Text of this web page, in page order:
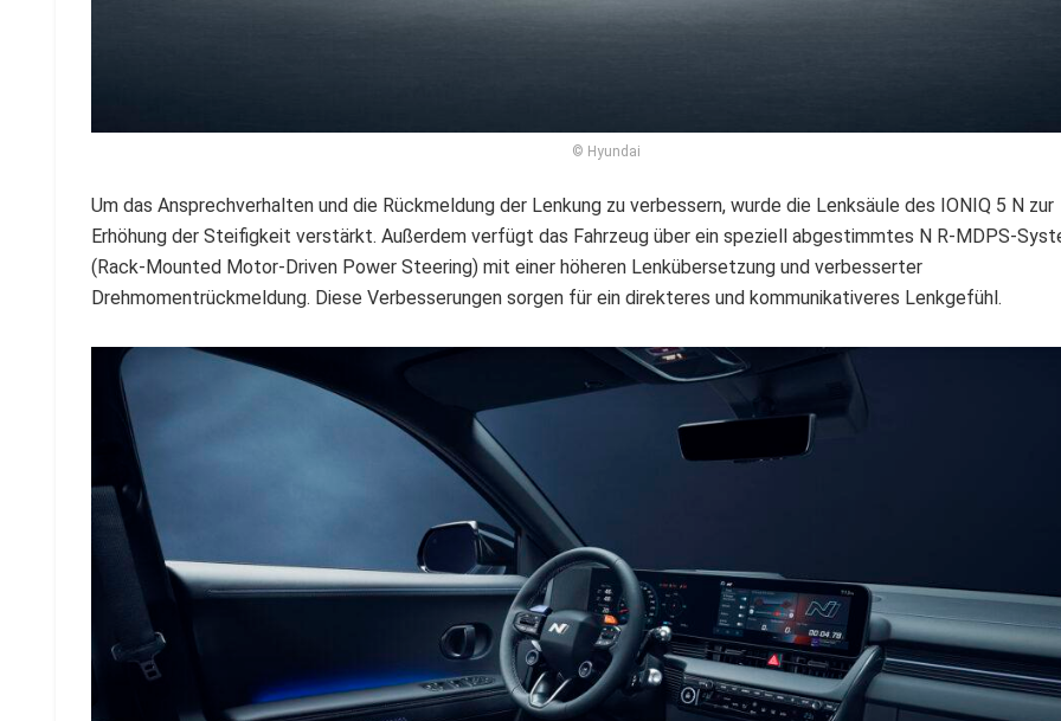
© Hyundai
Um das Ansprechverhalten und die Rückmeldung der Lenkung zu verbessern, wurde die Lenksäule des IONIQ 5 N zur
Erhöhung der Steifigkeit verstärkt. Außerdem verfügt das Fahrzeug über ein speziell abgestimmtes N R-MDPS-
(Rack-Mounted Motor-Driven Power Steering) mit einer höheren Lenkübersetzung und verbesserter
Drehmomentrückmeldung. Diese Verbesserungen sorgen für ein direkteres und kommunikativeres Lenkgefühl.